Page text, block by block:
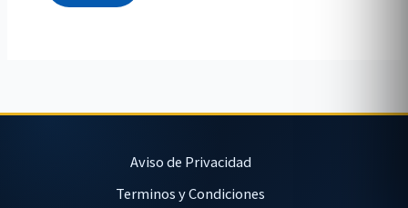
Aviso de Privacidad
Terminos y Condiciones